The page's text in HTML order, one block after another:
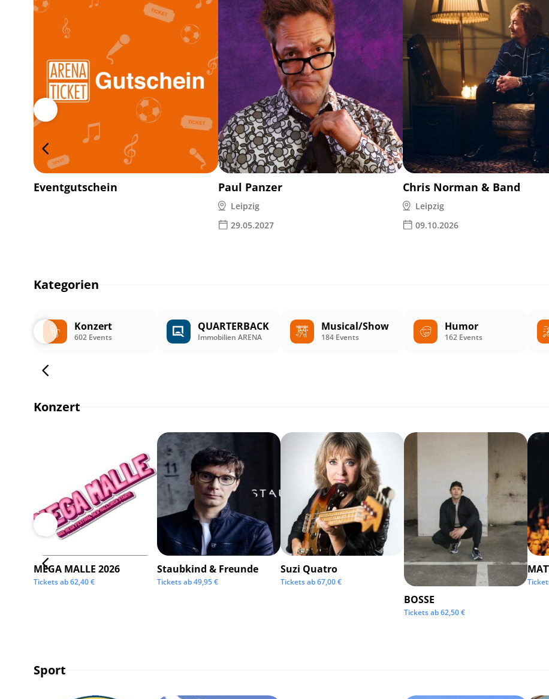
Eventgutschein Paul Panzer
Leipzig
29.05.2027
Chris Norman & Band
Leipzig
09.10.2026
Kategorien
Konzert
602 Events
QUARTERBACK
Immobilien ARENA
Musical/Show
184 Events
Humor
162 Events
Konzert
MEGA MALLE 2026
Tickets ab62,40€
Staubkind & Freunde
Tickets ab49,95€
Suzi Quatro
Tickets ab67,00€
BOSSE
Tickets ab62,50€
Sport